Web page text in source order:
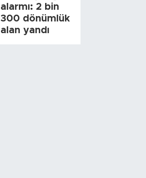
alarmı: 2 bin
300 dönümlük
alan yandı